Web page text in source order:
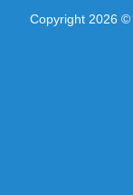
Copyright 2026 ©